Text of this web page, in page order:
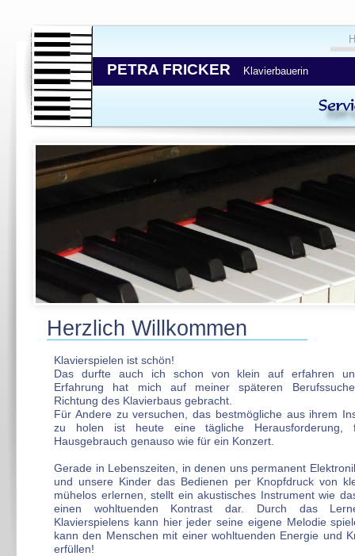
PETRA FRICKER Klavierbauerin
Klavierspielen ist schön!
Das durfte auch ich schon von klein auf erfahren
Erfahrung hat mich auf meiner späteren
Richtung des Klavierbaus gebracht.
Für Andere zu versuchen, das bestmögliche aus ihrem
zu holen ist heute eine tägliche Herausforderung,
Hausgebrauch genauso wie für ein Konzert.
Gerade in Lebenszeiten, in denen uns permanent
und unsere Kinder das Bedienen per Knopfdruck von
mühelos erlernen, stellt ein akustisches Instrument wie
einen wohltuenden Kontrast dar. Durch das
Klavierspielens kann hier jeder seine eigene Melodie
kann den Menschen mit einer wohltuenden Energie und
erfüllen!
Herzlich Willkommen